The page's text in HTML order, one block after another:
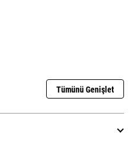
Tümünü Genişlet